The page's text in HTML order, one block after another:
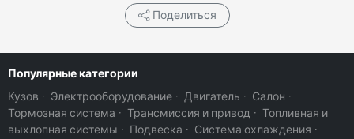
Поделиться
Популярные категории
Кузов · Электрооборудование · Двигатель · Салон ·
Тормозная система · Трансмиссия и привод · Топливная и
выхлопная системы · Подвеска · Система охлаждения ·